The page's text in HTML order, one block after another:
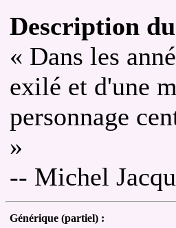
Description
« Dans les
exilé et d'une
personnage
»
-- Michel
Générique (partiel) :